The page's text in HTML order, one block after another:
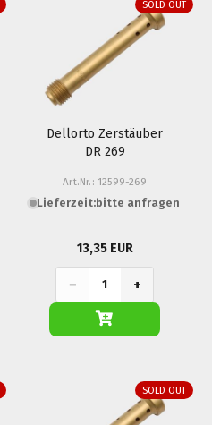
SOLD OUT
Dellorto Zerstäuber
DR 269
Art.Nr.: 12599-269
Lieferzeit:bitte anfragen
13,35 EUR
− +
SOLD OUT